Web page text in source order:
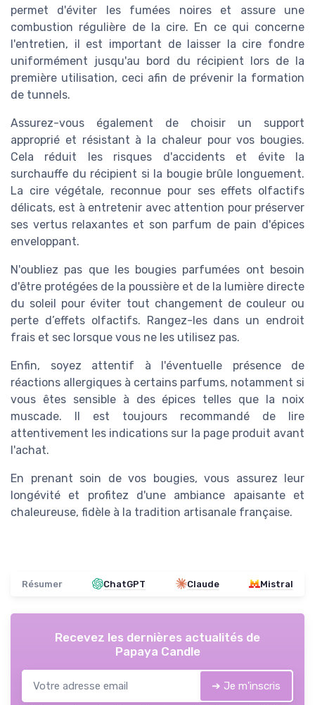
permet d'éviter les fumées noires et assure une
combustion régulière de la cire. En ce qui concerne
l'entretien, il est important de laisser la cire fondre
uniformément jusqu'au bord du récipient lors de la
première utilisation, ceci afin de prévenir la formation
de tunnels.
Assurez-vous également de choisir un support
approprié et résistant à la chaleur pour vos bougies.
Cela réduit les risques d'accidents et évite la
surchauffe du récipient si la bougie brûle longuement.
La cire végétale, reconnue pour ses effets olfactifs
délicats, est à entretenir avec attention pour préserver
ses vertus relaxantes et son parfum de pain d'épices
enveloppant.
N'oubliez pas que les bougies parfumées ont besoin
d'être protégées de la poussière et de la lumière directe
du soleil pour éviter tout changement de couleur ou
perte d’effets olfactifs. Rangez-les dans un endroit
frais et sec lorsque vous ne les utilisez pas.
Enfin, soyez attentif à l'éventuelle présence de
réactions allergiques à certains parfums, notamment si
vous êtes sensible à des épices telles que la noix
muscade. Il est toujours recommandé de lire
attentivement les indications sur la page produit avant
l'achat.
En prenant soin de vos bougies, vous assurez leur
longévité et profitez d'une ambiance apaisante et
chaleureuse, fidèle à la tradition artisanale française.
Résumer ChatGPT Claude Mistral
Recevez les dernières actualités de
Papaya Candle
➔ Je m'inscris